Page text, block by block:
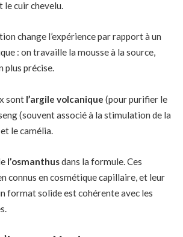
le cuir chevelu.
change l’expérience par rapport à un
: on travaille la mousse à la source,
plus précise.
sont l’argile volcanique (pour purifier le
(souvent associé à la stimulation de la
le camélia.
l’osmanthusdans la formule. Ces
connus en cosmétique capillaire, et leur
format solide est cohérente avec les